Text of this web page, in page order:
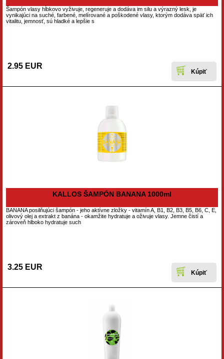
Šampón vlasy hĺbkovo vyživuje, regeneruje a dodáva im silu a výrazný lesk, je
vynikajúci na suché, farbené, melírované a poškodené vlasy, ktorým dodáva späť ich
vitalitu, jemnosť, sú hladké a lepšie s
2.95 EUR
KALLOS ŠAMPÓN BANANA 1000ml
BANANA posilňujúci šampón - jeho aktívne zložky - vitamín A, B1, B2, B3, B5, B6, C, E,
olivový olej a extrakt z banána - okamžite hydratuje a oživuje vlasy. Jemne čistí a
zároveň hlboko hydratuje such
3.25 EUR